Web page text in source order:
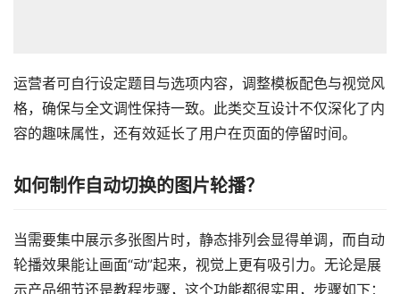
运营者可自行设定题目与选项内容，调整模板配色与视觉风
格，确保与全文调性保持一致。此类交互设计不仅深化了内
容的趣味属性，还有效延长了用户在页面的停留时间。
如何制作自动切换的图片轮播？
当需要集中展示多张图片时，静态排列会显得单调，而自动
轮播效果能让画面“动”起来，视觉上更有吸引力。无论是展
示产品细节还是教程步骤，这个功能都很实用，步骤如下：